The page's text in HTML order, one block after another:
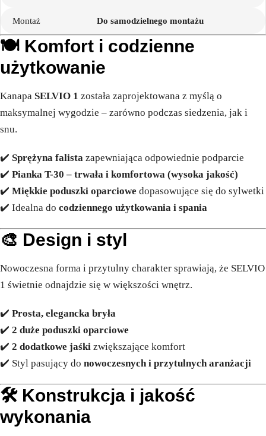
Montaż Do samodzielnego montażu
🍽️ Komfort i codzienne
użytkowanie
Kanapa SELVIO 1 została zaprojektowana z myślą o
maksymalnej wygodzie – zarówno podczas siedzenia, jak i
snu.
✔️ Sprężyna falista zapewniająca odpowiednie podparcie
✔️ Pianka T-30 – trwała i komfortowa (wysoka jakość)
✔️ Miękkie poduszki oparciowe dopasowujące się do sylwetki
✔️ Idealna do codziennego użytkowania i spania
🎨 Design i styl
Nowoczesna forma i przytulny charakter sprawiają, że SELVIO
1 świetnie odnajdzie się w większości wnętrz.
✔️ Prosta, elegancka bryła
✔️ 2 duże poduszki oparciowe
✔️ 2 dodatkowe jaśki zwiększające komfort
✔️ Styl pasujący do nowoczesnych i przytulnych aranżacji
🛠️ Konstrukcja i jakość
wykonania